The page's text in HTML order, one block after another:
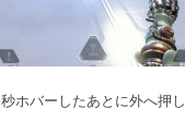
ホバーしたあとに外へ押し